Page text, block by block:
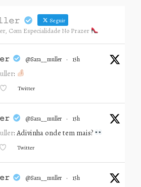
Seguir
Com Especialidade No Prazer
@sara__muller · 15h
:
Twitter
@sara__muller · 15h
: Adivinha onde tem mais?
Twitter
@sara__muller · 15h